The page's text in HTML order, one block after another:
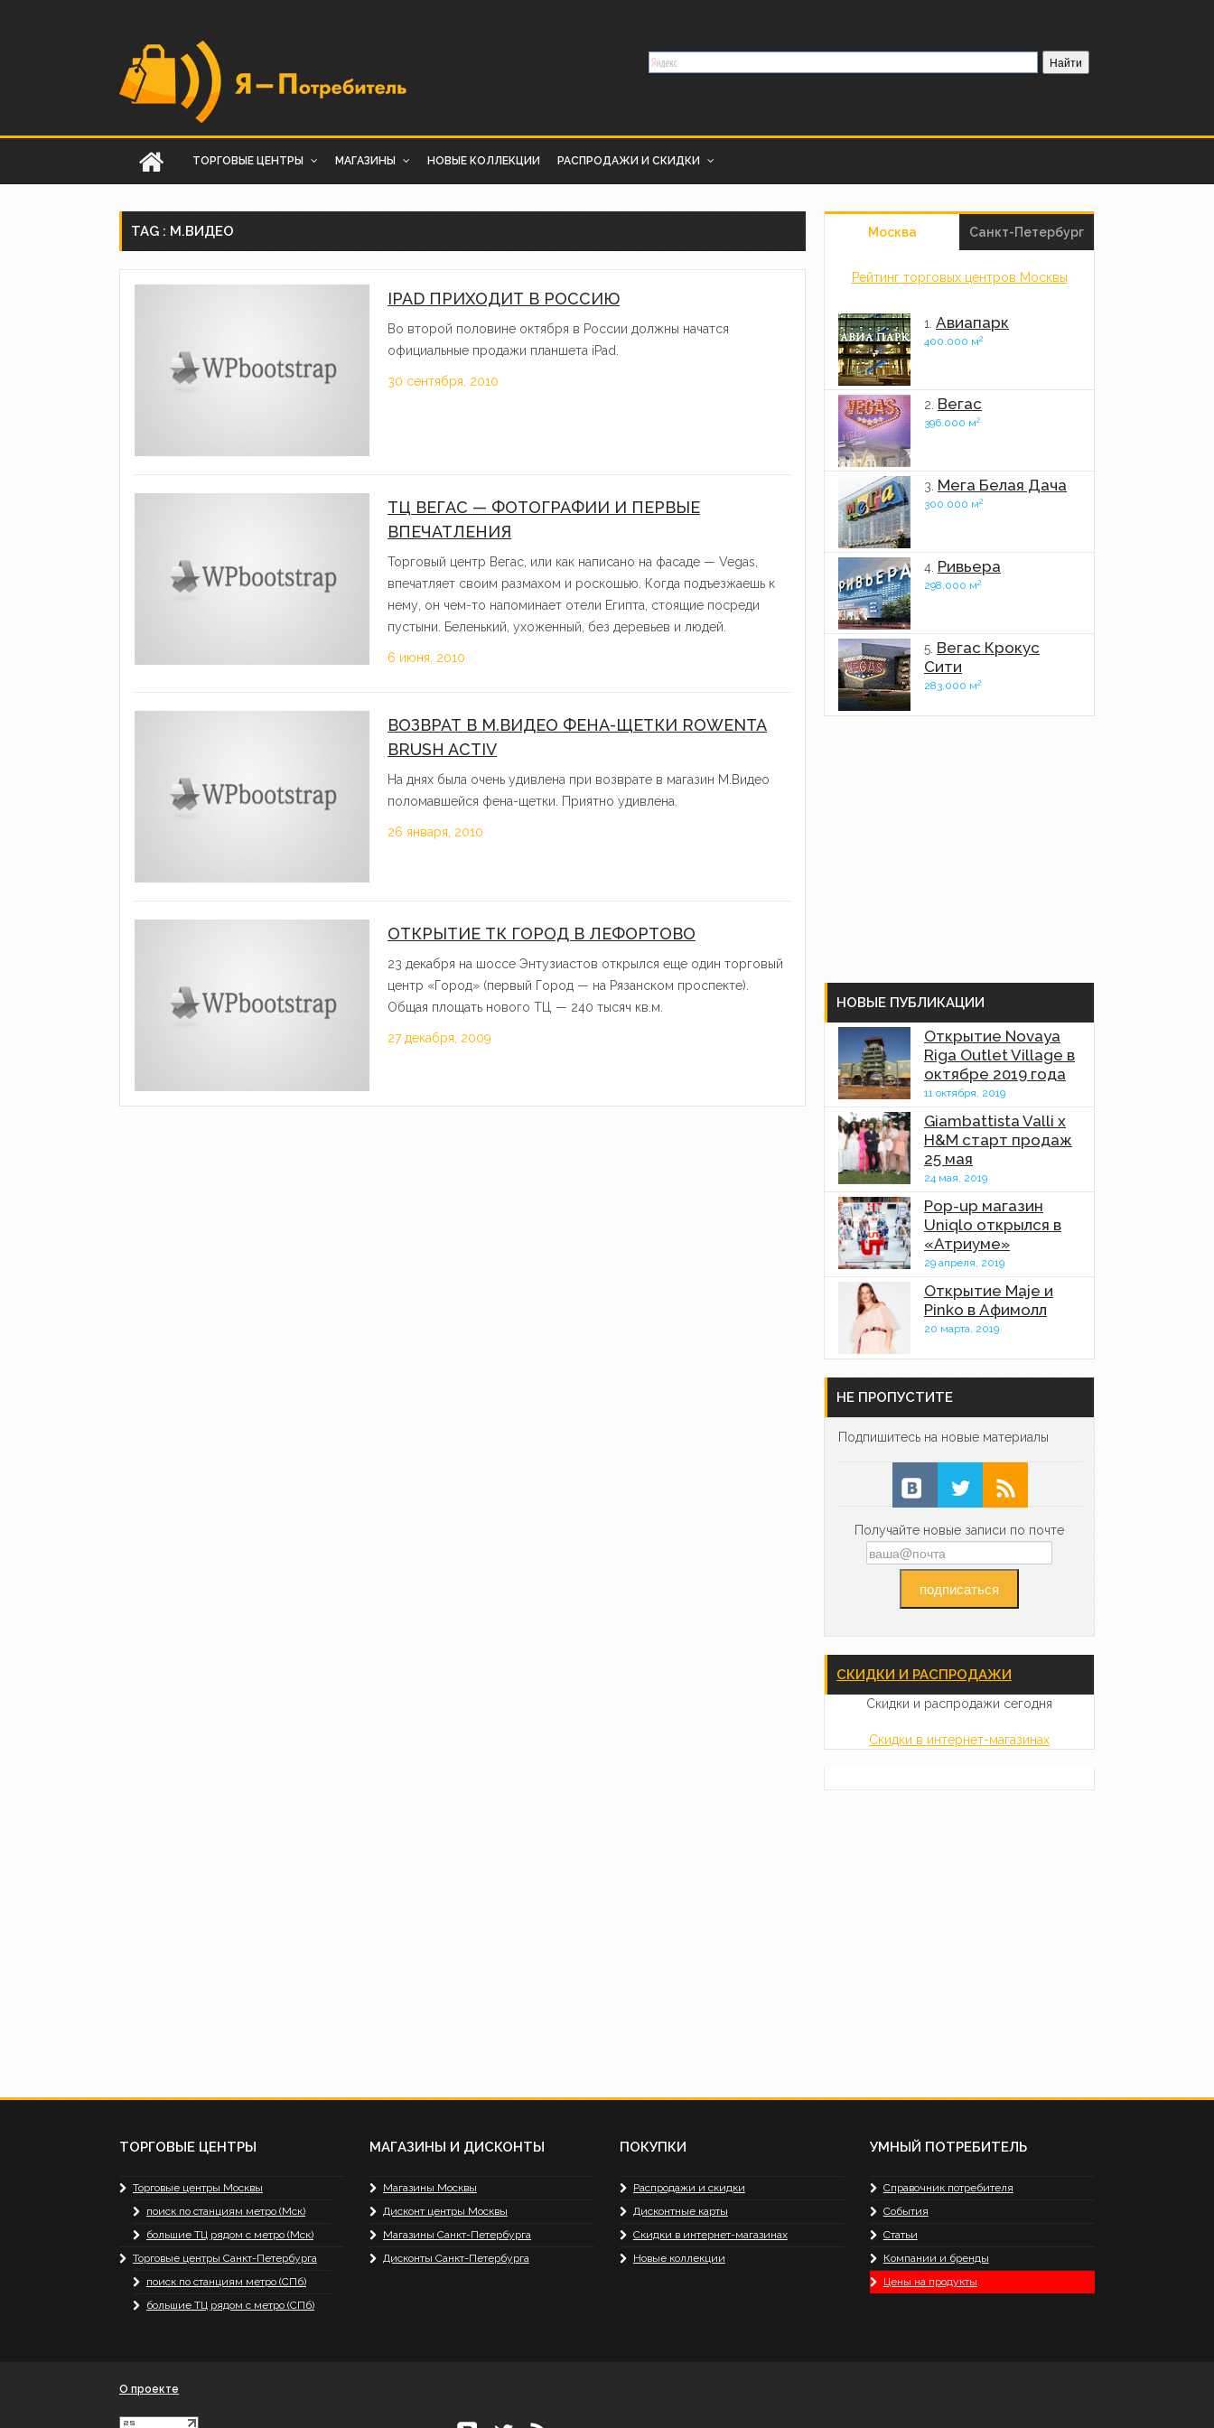
ТОРГОВЫЕ ЦЕНТРЫ МАГАЗИНЫ НОВЫЕ КОЛЛЕКЦИИ РАСПРОДАЖИ И СКИДКИ
TAG : М.ВИДЕО
IPAD ПРИХОДИТ В РОССИЮ
Во второй половине октября в России должны начатся
официальные продажи планшета iPad.
30 сентября, 2010
ТЦ ВЕГАС — ФОТОГРАФИИ И ПЕРВЫЕ
ВПЕЧАТЛЕНИЯ
Торговый центр Вегас, или как написано на фасаде — Vegas,
впечатляет своим размахом и роскошью. Когда подъезжаешь к
нему, он чем-то напоминает отели Египта, стоящие посреди
пустыни. Беленький, ухоженный, без деревьев и людей.
6 июня, 2010
ВОЗВРАТ В М.ВИДЕО ФЕНА-ЩЕТКИ ROWENTA
BRUSH ACTIV
На днях была очень удивлена при возврате в магазин М.Видео
поломавшейся фена-щетки. Приятно удивлена.
26 января, 2010
ОТКРЫТИЕ ТК ГОРОД В ЛЕФОРТОВО
23 декабря на шоссе Энтузиастов открылся еще один торговый
центр «Город» (первый Город — на Рязанском проспекте).
Общая площать нового ТЦ — 240 тысяч кв.м.
27 декабря, 2009
Москва Санкт-Петербург
Рейтинг торговых центров Москвы
1. Авиапарк
400.000 м2
2. Вегас
396.000 м2
3. Мега Белая Дача
300.000 м2
4. Ривьера
298.000 м2
5. Вегас Крокус
Сити
283.000 м2
НОВЫЕ ПУБЛИКАЦИИ
Открытие Novaya
Riga Outlet Village в
октябре 2019 года
11 октября, 2019
Giambattista Valli x
H&M старт продаж
25 мая
24 мая, 2019
Pop-up магазин
Uniqlo открылся в
«Атриуме»
29 апреля, 2019
Открытие Maje и
Pinko в Афимолл
20 марта, 2019
НЕ ПРОПУСТИТЕ
Подпишитесь на новые материалы
Получайте новые записи по почте
СКИДКИ И РАСПРОДАЖИ
Скидки и распродажи сегодня
Скидки в интернет-магазинах
ТОРГОВЫЕ ЦЕНТРЫ
Торговые центры Москвы
поиск по станциям метро (Мск)
большие ТЦ рядом с метро (Мск)
Торговые центры Санкт-Петербурга
поиск по станциям метро (СПб)
большие ТЦ рядом с метро (СПб)
МАГАЗИНЫ И ДИСКОНТЫ
Магазины Москвы
Дисконт центры Москвы
Магазины Санкт-Петербурга
Дисконты Санкт-Петербурга
ПОКУПКИ
Распродажи и скидки
Дисконтные карты
Скидки в интернет-магазинах
Новые коллекции
УМНЫЙ ПОТРЕБИТЕЛЬ
Справочник потребителя
События
Статьи
Компании и бренды
Цены на продукты
О проекте